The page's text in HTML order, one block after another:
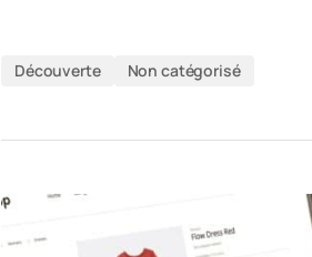
Découverte Non catégorisé